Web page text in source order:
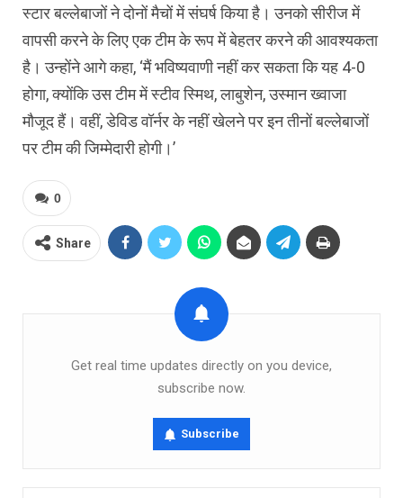
स्टार बल्लेबाजों ने दोनों मैचों में संघर्ष किया है। उनको सीरीज में
वापसी करने के लिए एक टीम के रूप में बेहतर करने की आवश्यकता
है। उन्होंने आगे कहा, ‘मैं भविष्यवाणी नहीं कर सकता कि यह 4-0
होगा, क्योंकि उस टीम में स्टीव स्मिथ, लाबुशेन, उस्मान ख्वाजा
मौजूद हैं। वहीं, डेविड वॉर्नर के नहीं खेलने पर इन तीनों बल्लेबाजों
पर टीम की जिम्मेदारी होगी।’
0
Share
Get real time updates directly on you device,
subscribe now.
Subscribe